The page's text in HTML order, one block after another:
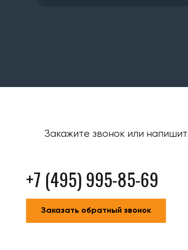
Закажите звонок или
+7 (495) 995-85-69
Заказать обратный звонок